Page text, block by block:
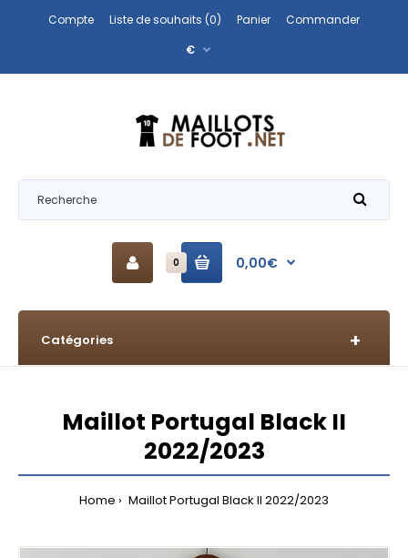
Compte Liste de souhaits (0) Panier
Commander
€
0 0,00€
Catégories
Maillot Portugal Black II
2022/2023
Home Maillot Portugal Black II 2022/2023